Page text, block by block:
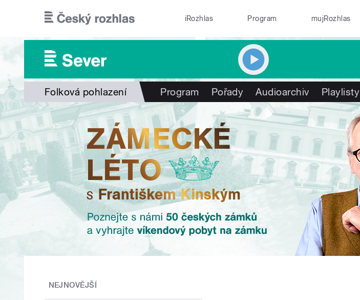
iRozhlas Program mujRozhlas
Folková pohlazení Program Pořady Audioarchiv Playlisty
NEJNOVĚJŠÍ